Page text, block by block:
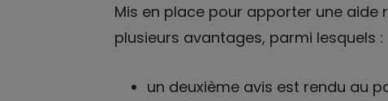
Mis en place pour apporter une aide
plusieurs avantages, parmi lesquels :
un deuxième avis est rendu au